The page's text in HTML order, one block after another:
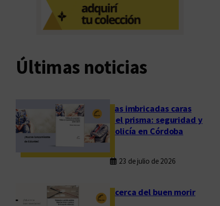
u
s
d
o
s
e
s
o
Últimas noticias
Las imbricadas caras
del prisma: seguridad y
policía en Córdoba
23 de julio de 2026
Acerca del buen morir